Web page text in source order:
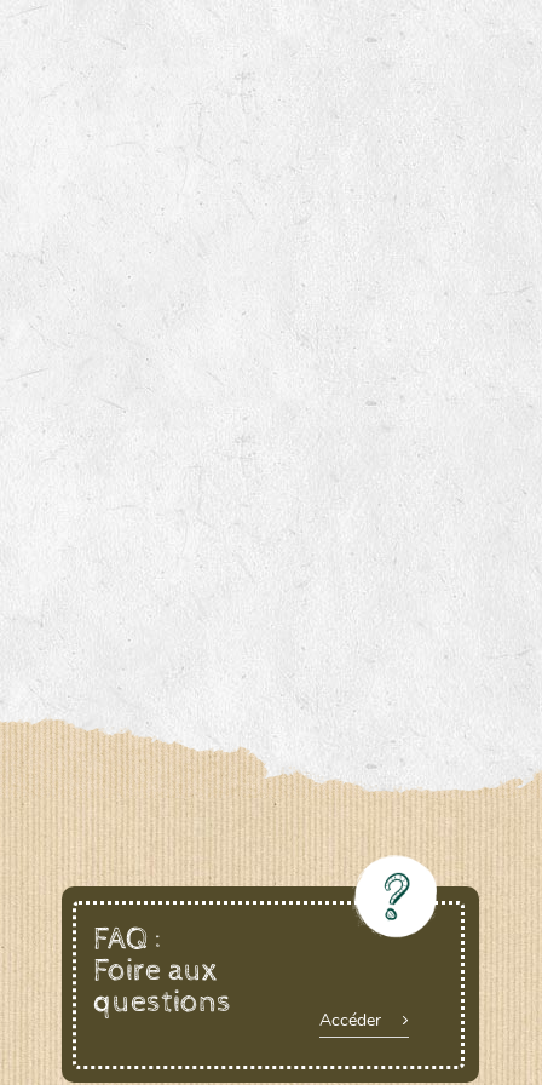
variétés non inscrites au
catalogue officiel ?
Mes semences germeront-
elles encore l'année
prochaine ?
Qu’est-ce qu’une variété non
inscrite ?
Pourquoi vendez-vous des
semences non inscrites au
catalogue officiel ?
9
Quels sont le montant des
frais de port
FAQ :
Foire aux
questions
Accéder